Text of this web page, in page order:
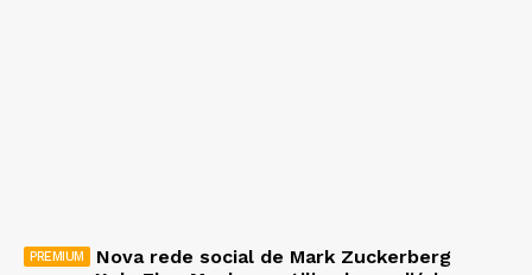
Nova rede social de Mark Zuckerberg